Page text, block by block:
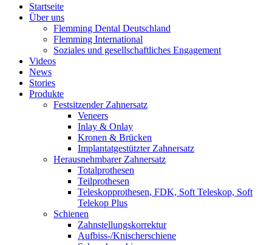
Startseite
Über uns
Flemming Dental Deutschland
Flemming International
Soziales und gesellschaftliches Engagement
Videos
News
Stories
Produkte
Festsitzender Zahnersatz
Veneers
Inlay & Onlay
Kronen & Brücken
Implantatgestützter Zahnersatz
Herausnehmbarer Zahnersatz
Totalprothesen
Teilprothesen
Teleskopprothesen, FDK, Soft Teleskop, Soft
Telekop Plus
Schienen
Zahnstellungskorrektur
Aufbiss-/Knischerschiene